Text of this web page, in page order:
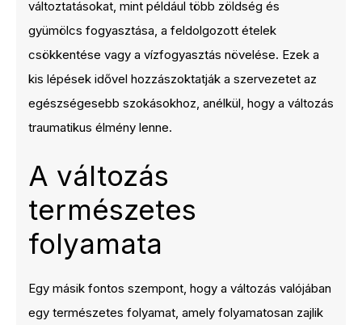
változtatásokat, mint például több zöldség és
gyümölcs fogyasztása, a feldolgozott ételek
csökkentése vagy a vízfogyasztás növelése. Ezek a
kis lépések idővel hozzászoktatják a szervezetet az
egészségesebb szokásokhoz, anélkül, hogy a változás
traumatikus élmény lenne.
A változás
természetes
folyamata
Egy másik fontos szempont, hogy a változás valójában
egy természetes folyamat, amely folyamatosan zajlik